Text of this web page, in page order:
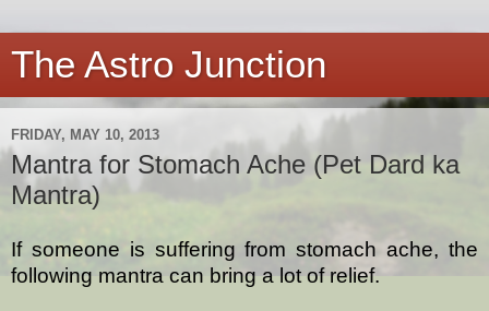
The Astro Junction
FRIDAY, MAY 10, 2013
Mantra for Stomach Ache (Pet Dard ka
Mantra)
If someone is suffering from stomach ache, the
following mantra can bring a lot of relief.